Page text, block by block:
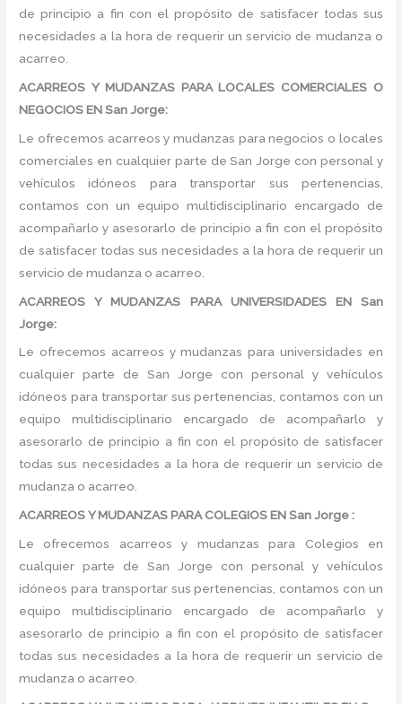
de principio a fin con el propósito de satisfacer todas sus
necesidades a la hora de requerir un servicio de mudanza o
acarreo.
ACARREOS Y MUDANZAS PARA LOCALES COMERCIALES O
NEGOCIOS EN San Jorge:
Le ofrecemos acarreos y mudanzas para negocios o locales
comerciales en cualquier parte de San Jorge con personal y
vehículos idóneos para transportar sus pertenencias,
contamos con un equipo multidisciplinario encargado de
acompañarlo y asesorarlo de principio a fin con el propósito
de satisfacer todas sus necesidades a la hora de requerir un
servicio de mudanza o acarreo.
ACARREOS Y MUDANZAS PARA UNIVERSIDADES EN San
Jorge:
Le ofrecemos acarreos y mudanzas para universidades en
cualquier parte de San Jorge con personal y vehículos
idóneos para transportar sus pertenencias, contamos con un
equipo multidisciplinario encargado de acompañarlo y
asesorarlo de principio a fin con el propósito de satisfacer
todas sus necesidades a la hora de requerir un servicio de
mudanza o acarreo.
ACARREOS Y MUDANZAS PARA COLEGIOS EN San Jorge :
Le ofrecemos acarreos y mudanzas para Colegios en
cualquier parte de San Jorge con personal y vehículos
idóneos para transportar sus pertenencias, contamos con un
equipo multidisciplinario encargado de acompañarlo y
asesorarlo de principio a fin con el propósito de satisfacer
todas sus necesidades a la hora de requerir un servicio de
mudanza o acarreo.